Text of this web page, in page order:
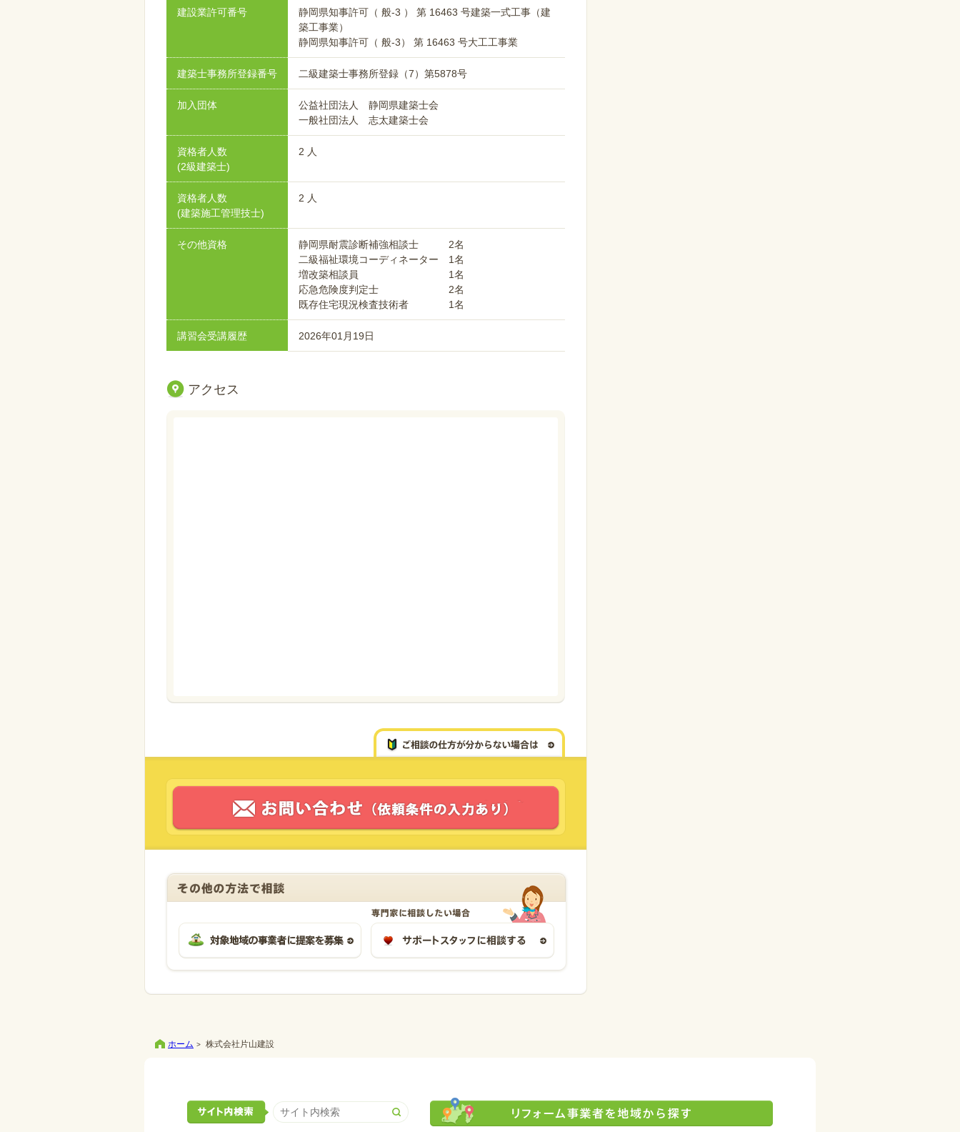
建設業許可番号
静岡県知事許可（ 般-3 ） 第 16463 号建築一式工事（建
築工事業）
静岡県知事許可（ 般-3） 第 16463 号大工工事業
建築士事務所登録番号 二級建築士事務所登録（7）第5878号
加入団体
公益社団法人 静岡県建築士会
一般社団法人 志太建築士会
資格者人数
(2級建築士)
2 人
資格者人数
(建築施工管理技士)
2 人
その他資格
静岡県耐震診断補強相談士 2名
二級福祉環境コーディネーター 1名
増改築相談員 1名
応急危険度判定士 2名
既存住宅現況検査技術者 1名
講習会受講履歴 2026年01月19日
アクセス
ホーム 株式会社片山建設